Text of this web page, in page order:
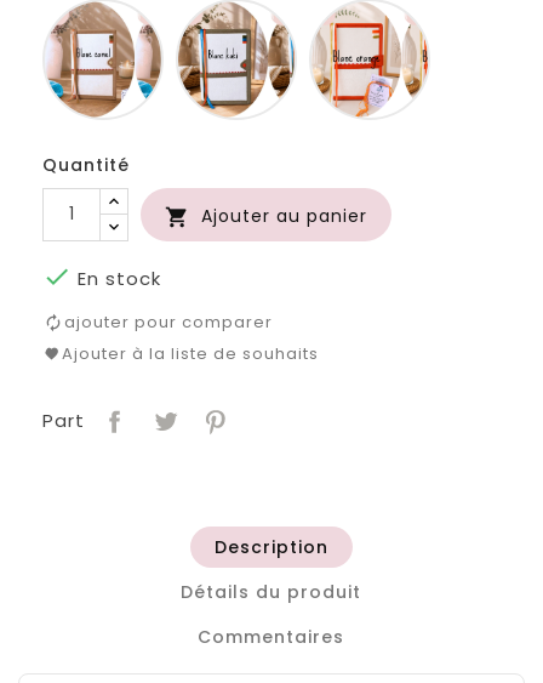
Blanc
camel
Blanc
kaki
Quantité
 Ajouter au panier
 En stock
ajouter pour comparer
Ajouter à la liste de souhaits
Part
Description
Détails du produit
Commentaires